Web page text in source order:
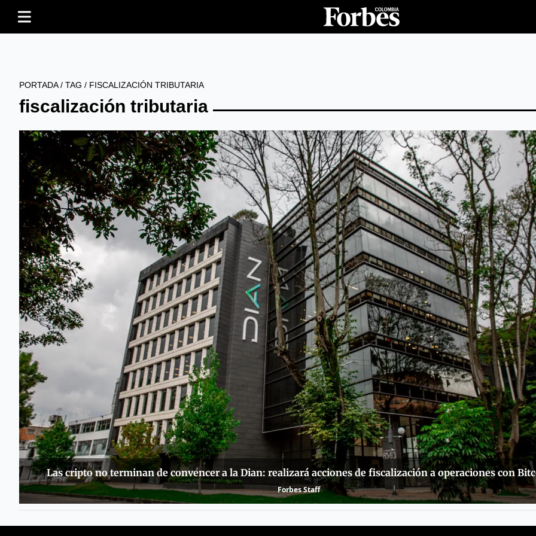
PORTADA/ TAG / FISCALIZACIÓN TRIBUTARIA
fiscalización tributaria
Las cripto no terminan de convencer a la Dian: realizará acciones de fiscalización a operaciones con
Forbes Staff